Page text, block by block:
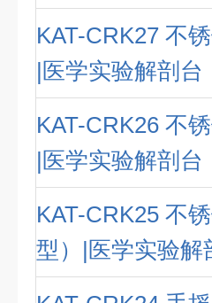
KAT-CRK27 不
|医学实验解剖台
KAT-CRK26 不
|医学实验解剖台
KAT-CRK25 不
型）|医学实验解